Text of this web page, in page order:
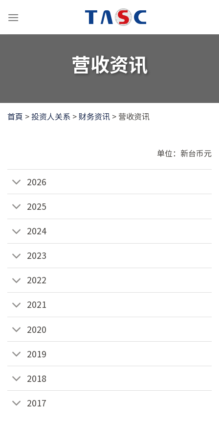
营收资讯
首頁 >投资人关系 > 财务资讯 > 营收资讯
单位：新台币元
2026
2025
2024
2023
2022
2021
2020
2019
2018
2017